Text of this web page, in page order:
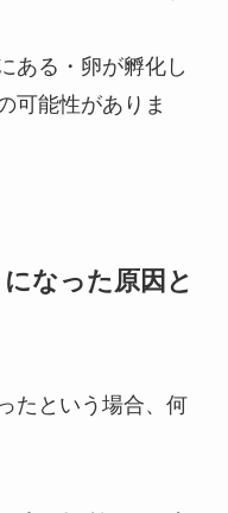
ある・卵が孵化し
可能性がありま
なった原因と
たという場合、何